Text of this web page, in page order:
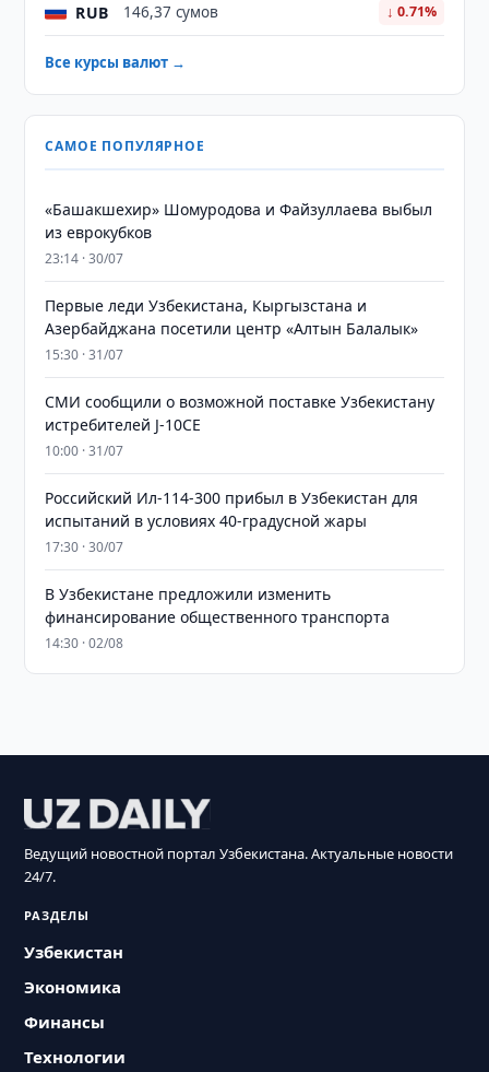
RUB 146,37 сумов ↓ 0.71%
Все курсы валют →
САМОЕ ПОПУЛЯРНОЕ
«Башакшехир» Шомуродова и Файзуллаева выбыл
из еврокубков
23:14 · 30/07
Первые леди Узбекистана, Кыргызстана и
Азербайджана посетили центр «Алтын Балалык»
15:30 · 31/07
СМИ сообщили о возможной поставке Узбекистану
истребителей J-10CE
10:00 · 31/07
Российский Ил-114-300 прибыл в Узбекистан для
испытаний в условиях 40-градусной жары
17:30 · 30/07
В Узбекистане предложили изменить
финансирование общественного транспорта
14:30 · 02/08
Ведущий новостной портал Узбекистана. Актуальные новости
24/7.
РАЗДЕЛЫ
Узбекистан
Экономика
Финансы
Технологии